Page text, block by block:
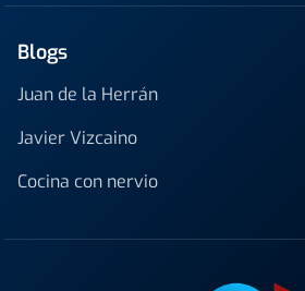
Blogs
Juan de la Herrán
Javier Vizcaino
Cocina con nervio